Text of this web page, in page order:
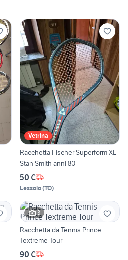
Vetrina
Racchetta Fischer Superform XL
Stan Smith anni 80
50 €
Lessolo(TO)
3
Racchetta da Tennis Prince
Textreme Tour
90 €